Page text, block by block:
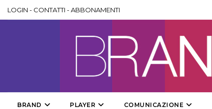
LOGIN - CONTATTI -ABBONAMENTI
BRAND PLAYER COMUNICAZIONE